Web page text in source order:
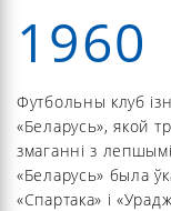
1960
Футбольны клуб
«Беларусь», якой
змаганні з
«Беларусь» была
«Спартака» і